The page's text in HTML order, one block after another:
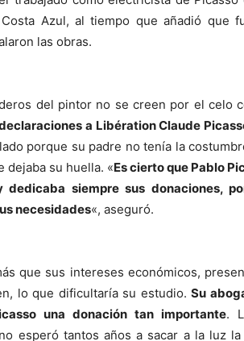
Azul, al tiempo que añadió que
las obras.
del pintor no se creen por el celo
a Libération Claude
porque su padre no tenía la
dejaba su huella. «Es cierto que Pablo
siempre sus donaciones,
necesidades«, aseguró.
que sus intereses económicos,
lo que dificultaría su estudio.Su
una donación tan importante.
esperó tantos años a sacar a la luz